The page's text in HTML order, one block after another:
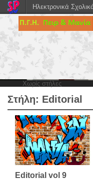
Χωρίς στήλες
Στήλη: Editorial
Editorial vol 9
Ηλεκτρονικά